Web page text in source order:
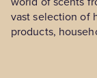
vast selection of
products,